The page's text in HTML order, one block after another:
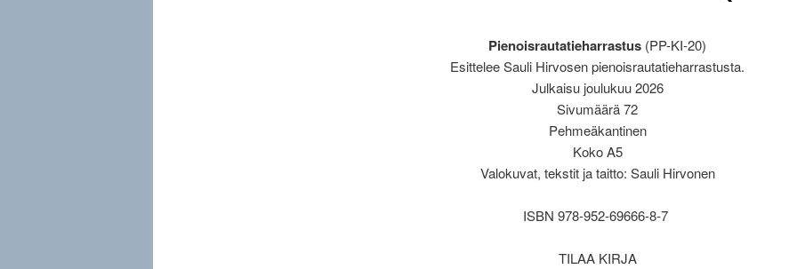
Pienoisrautatieharrastus (PP-KI-20)
Esittelee Sauli Hirvosen pienoisrautatieharrastusta.
Julkaisu joulukuu 2026
Sivumäärä 72
Pehmeäkantinen
Koko A5
Valokuvat, tekstit ja taitto: Sauli Hirvonen
ISBN 978-952-69666-8-7
TILAA KIRJA